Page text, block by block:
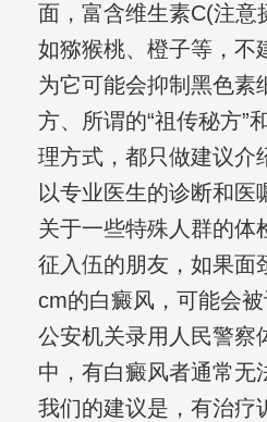
面，富含维生素C(注意
如猕猴桃、橙子等，不
为它可能会抑制黑色素
方、所谓的“祖传秘方”
理方式，都只做建议介
以专业医生的诊断和医
关于一些特殊人群的体
征入伍的朋友，如果面
cm的白癜风，可能会
公安机关录用人民警察
中，有白癜风者通常无
我们的建议是，有治疗